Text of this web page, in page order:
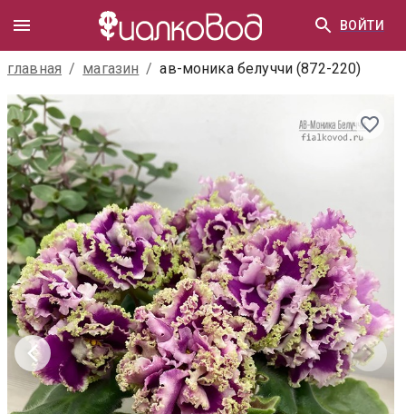
ВОЙТИ
главная / магазин / ав-моника белуччи (872-220)